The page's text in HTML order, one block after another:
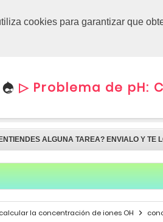
cookies para garantizar que
▷ Problema de pH:
ALGUNA TAREA? ENVIALO Y TE
calcular la concentración de iones OH